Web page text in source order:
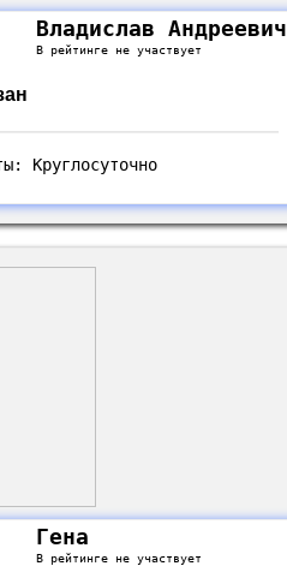
Владислав Андреевич
В рейтинге не участвует
Круглосуточно
Гена
В рейтинге не участвует